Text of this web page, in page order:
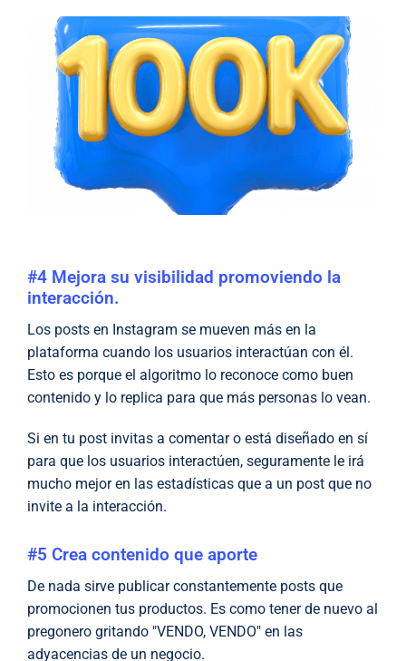
#4 Mejora su visibilidad promoviendo la
interacción.
Los posts en Instagram se mueven más en la
plataforma cuando los usuarios interactúan con él.
Esto es porque el algoritmo lo reconoce como buen
contenido y lo replica para que más personas lo vean.
Si en tu post invitas a comentar o está diseñado en sí
para que los usuarios interactúen, seguramente le irá
mucho mejor en las estadísticas que a un post que no
invite a la interacción.
#5 Crea contenido que aporte
De nada sirve publicar constantemente posts que
promocionen tus productos. Es como tener de nuevo al
pregonero gritando "VENDO, VENDO" en las
adyacencias de un negocio.